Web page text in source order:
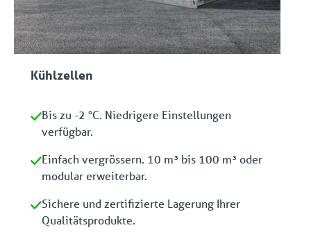
Kühlzellen
Bis zu -2 °C. Niedrigere Einstellungen
verfügbar.
Einfach vergrössern. 10 m³ bis 100 m³ oder
modular erweiterbar.
Sichere und zertifizierte Lagerung Ihrer
Qualitätsprodukte.